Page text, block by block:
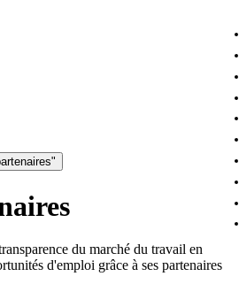
du marché du travail en
d'emploi grâce à ses partenaires